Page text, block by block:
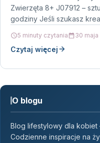
Zwierzęta 8+ J07912 –
godziny Jeśli szukasz
5 minuty czytania 30 maja
Czytaj więcej
O blogu
Blog lifestylowy dla kobiet
Codzienne inspiracje na